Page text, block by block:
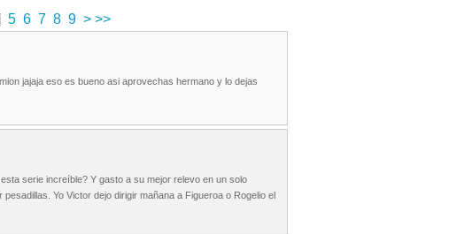
5 6 7 8 9 > >>
jajaja eso es bueno asi aprovechas hermano y lo dejas
serie increíble? Y gasto a su mejor relevo en un solo
Yo Victor dejo dirigir mañana a Figueroa o Rogelio el